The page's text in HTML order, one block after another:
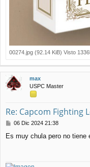
00274.jpg (92.14 KiB) Visto
max
USPC Master
Re: Capcom Fighting
M
n
06 Dic 2024 21:38
Es muy chula pero no tiene